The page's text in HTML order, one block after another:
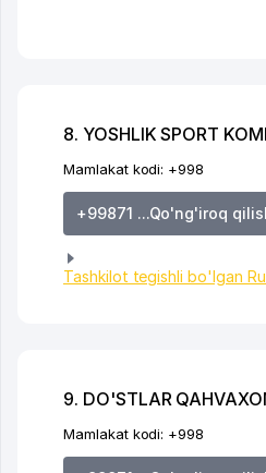
8. YOSHLIK SPORT
Mamlakat kodi: +998
+99871 ...Qo'ng'iroq
Tashkilot tegishli bo'lgan
9. DO'STLAR
Mamlakat kodi: +998